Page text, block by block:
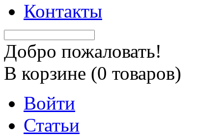
Контакты
Добро пожаловать!
В корзине (0 товаров)
Войти
Статьи